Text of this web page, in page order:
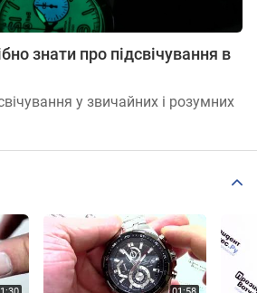
знати про підсвічування в
у звичайних і розумних